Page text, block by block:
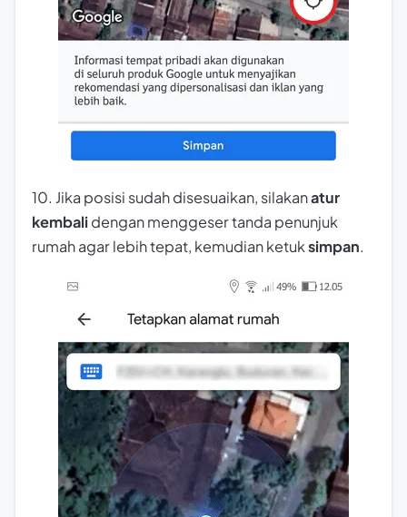
10. Jika posisi sudah disesuaikan, silakanatur
kembalidengan menggeser tanda penunjuk
rumah agar lebih tepat, kemudian ketuksimpan.